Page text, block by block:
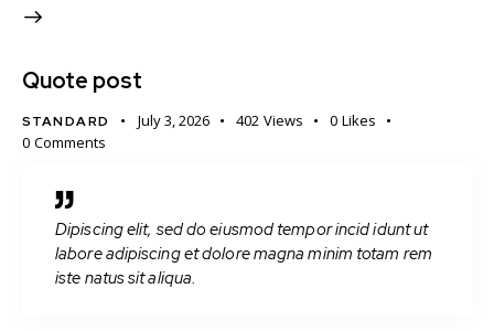
Quote post
STANDARD July 3, 2026 402 Views 0 Likes
0 Comments
Dipiscing elit, sed do eiusmod tempor incid idunt ut
labore adipiscing et dolore magna minim totam rem
iste natus sit aliqua.